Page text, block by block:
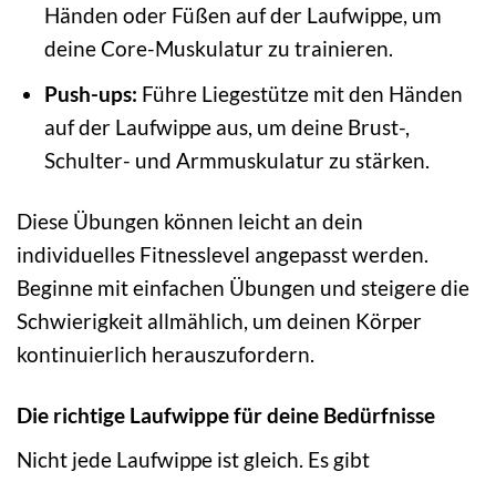
Händen oder Füßen auf der Laufwippe, um
deine Core-Muskulatur zu trainieren.
Push-ups: Führe Liegestütze mit den Händen
auf der Laufwippe aus, um deine Brust-,
Schulter- und Armmuskulatur zu stärken.
Diese Übungen können leicht an dein
individuelles Fitnesslevel angepasst werden.
Beginne mit einfachen Übungen und steigere die
Schwierigkeit allmählich, um deinen Körper
kontinuierlich herauszufordern.
Die richtige Laufwippe für deine Bedürfnisse
Nicht jede Laufwippe ist gleich. Es gibt